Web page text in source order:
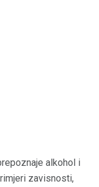
alkohol i
zavisnosti,